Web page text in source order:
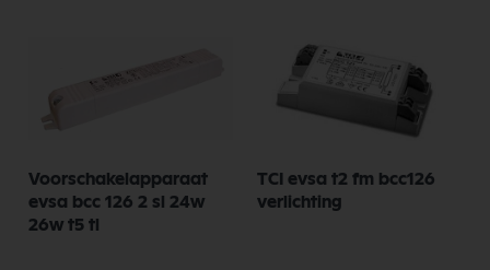
Voorschakelapparaat
evsa bcc 126 2 sl 24w
26w t5 tl
TCI evsa t2 fm bcc126
verlichting